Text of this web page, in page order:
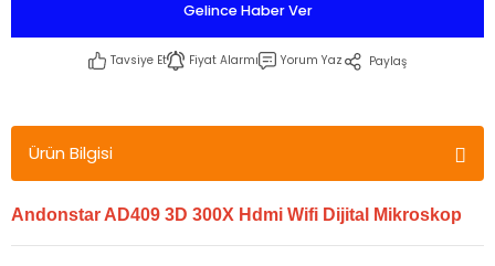
Gelince Haber Ver
Tavsiye Et Fiyat Alarmı Yorum Yaz Paylaş
Ürün Bilgisi
Andonstar AD409 3D 300X Hdmi Wifi Dijital Mikroskop